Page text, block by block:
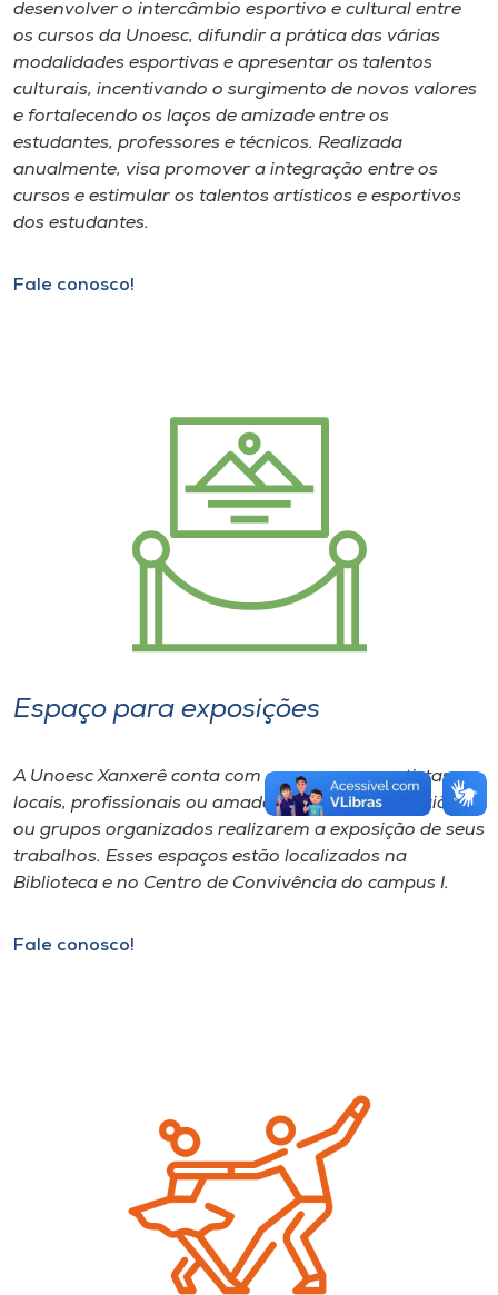
desenvolver o intercâmbio esportivo e cultural entre
os cursos da Unoesc, difundir a prática das várias
modalidades esportivas e apresentar os talentos
culturais, incentivando o surgimento de novos valores
e fortalecendo os laços de amizade entre os
estudantes, professores e técnicos. Realizada
anualmente, visa promover a integração entre os
cursos e estimular os talentos artísticos e esportivos
dos estudantes.
Fale conosco!
Espaço para exposições
A Unoesc Xanxerê conta com espaços para artistas
locais, profissionais ou amadores, escolas da região
ou grupos organizados realizarem a exposição de seus
trabalhos. Esses espaços estão localizados na
Biblioteca e no Centro de Convivência do campus I.
Fale conosco!